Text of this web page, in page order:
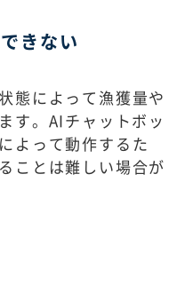
きない
態によって漁獲量や
す。AIチャットボッ
よって動作するた
ことは難しい場合が